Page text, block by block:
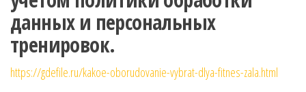
данных и персональных
тренировок.
https://gdefile.ru/kakoe-oborudovanie-vybrat-dlya-fitnes-zala.html